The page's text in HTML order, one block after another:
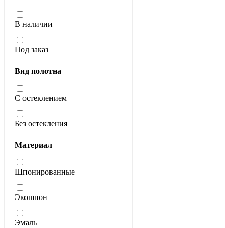
В наличии
Под заказ
Вид полотна
С остеклением
Без остекления
Материал
Шпонированные
Экошпон
Эмаль